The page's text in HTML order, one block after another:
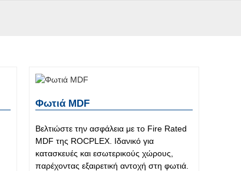
Φωτιά MDF
Βελτιώστε την ασφάλεια με το Fire Rated
MDF της ROCPLEX. Ιδανικό για
κατασκευές και εσωτερικούς χώρους,
παρέχοντας εξαιρετική αντοχή στη φωτιά.